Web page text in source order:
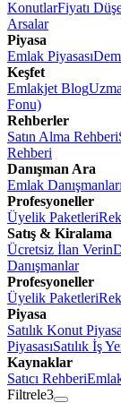
KonutlarFiyatı
Arsalar
Piyasa
Emlak Piyasası
Keşfet
Emlakjet Blog
Fonu)
Rehberler
Satın Alma Rehberi
Rehberi
Danışman Ara
Emlak Danışmanları
Profesyoneller
Üyelik Paketleri
Satış & Kiralama
Ücretsiz İlan Verin
Danışmanlar
Profesyoneller
Üyelik Paketleri
Piyasa
Satılık Konut
PiyasasıSatılık İş
Kaynaklar
Satıcı Rehberi
Filtrele3